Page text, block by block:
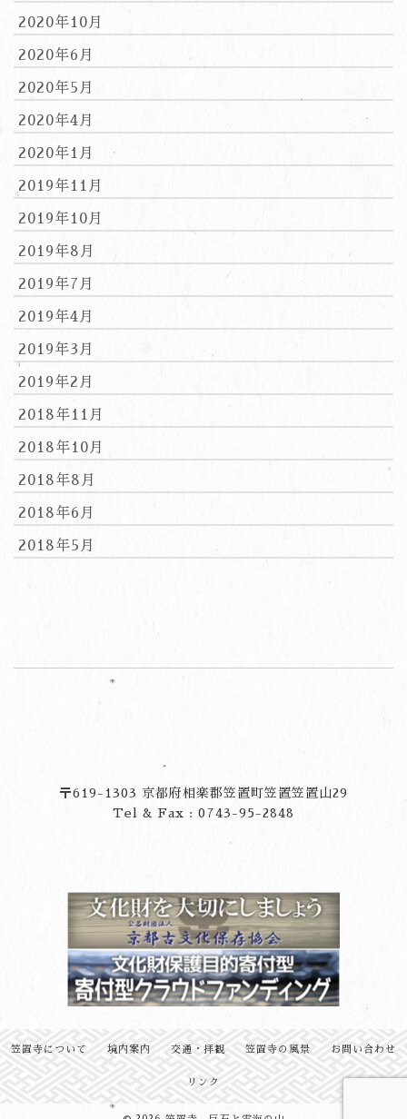
2020年10月
2020年6月
2020年5月
2020年4月
2020年1月
2019年11月
2019年10月
2019年8月
2019年7月
2019年4月
2019年3月
2019年2月
2018年11月
2018年10月
2018年8月
2018年6月
2018年5月
〒619-1303 京都府相楽郡笠置町笠置笠置山29
Tel & Fax : 0743-95-2848
笠置寺について 境内案内 交通・拝観 笠置寺の風景 お問い合わせ
リンク